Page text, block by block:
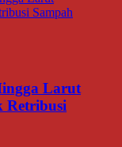
Larut
Retribusi